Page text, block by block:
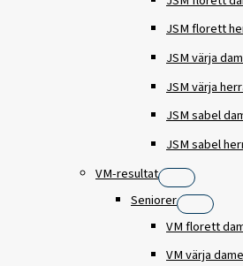
JSM florett
JSM värja
JSM värja
JSM sabel
JSM sabel
VM-resultat
Seniorer
VM florett
VM värja